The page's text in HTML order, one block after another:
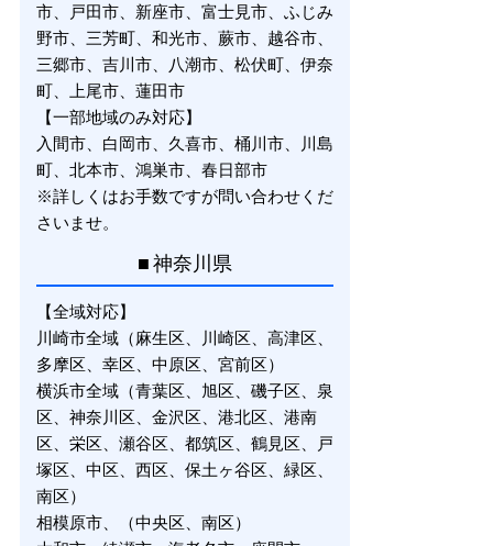
市、戸田市、新座市、富士見市、ふじみ
野市、三芳町、和光市、蕨市、越谷市、
三郷市、吉川市、八潮市、松伏町、伊奈
町、上尾市、蓮田市
【一部地域のみ対応】
入間市、白岡市、久喜市、桶川市、川島
町、北本市、鴻巣市、春日部市
※詳しくはお手数ですが問い合わせくだ
さいませ。
■ 神奈川県
【全域対応】
川崎市全域（麻生区、川崎区、高津区、
多摩区、幸区、中原区、宮前区）
横浜市全域（青葉区、旭区、磯子区、泉
区、神奈川区、金沢区、港北区、港南
区、栄区、瀬谷区、都筑区、鶴見区、戸
塚区、中区、西区、保土ヶ谷区、緑区、
南区）
相模原市、（中央区、南区）